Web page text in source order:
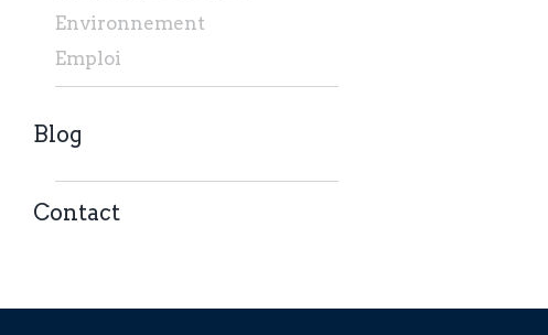
Environnement
Emploi
Blog
Contact